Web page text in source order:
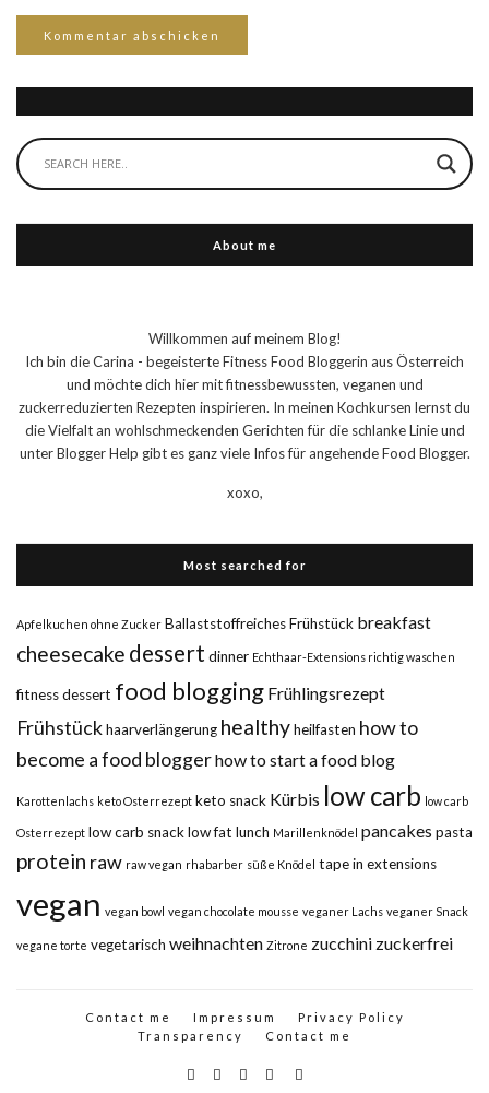
About me
Willkommen auf meinem Blog!
Ich bin die Carina - begeisterte Fitness Food Bloggerin aus Österreich
und möchte dich hier mit fitnessbewussten, veganen und
zuckerreduzierten Rezepten inspirieren. In meinen Kochkursen lernst du
die Vielfalt an wohlschmeckenden Gerichten für die schlanke Linie und
unter Blogger Help gibt es ganz viele Infos für angehende Food Blogger.
xoxo,
Most searched for
Apfelkuchen ohne Zucker Ballaststoffreiches Frühstück breakfast
cheesecake dessert dinner Echthaar-Extensions richtig waschen
fitness dessert food blogging Frühlingsrezept
Frühstückhaarverlängerung healthyheilfasten how to
become a food bloggerhow to start a food blog
Karottenlachs keto Osterrezept keto snack Kürbis low carb low carb
Osterrezept low carb snacklow fat lunch Marillenknödel pancakes pasta
protein raw raw vegan rhabarber süße Knödel tape in extensions
vegan vegan bowl vegan chocolate mousse veganer Lachs veganer Snack
vegane torte vegetarisch weihnachten Zitrone zucchini zuckerfrei
Contact me Impressum
Privacy Policy
Transparency
Contact me